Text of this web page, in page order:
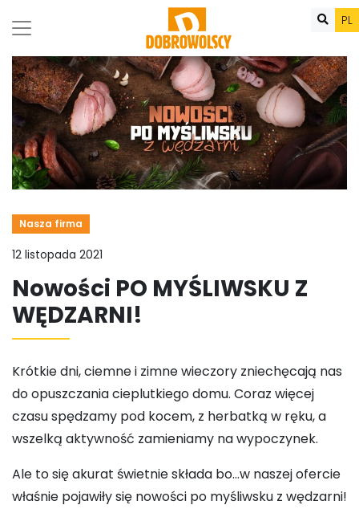
PL
Nasza firma
12 listopada 2021
Nowości PO MYŚLIWSKU Z
WĘDZARNI!
Krótkie dni, ciemne i zimne wieczory zniechęcają nas
do opuszczania cieplutkiego domu. Coraz więcej
czasu spędzamy pod kocem, z herbatką w ręku, a
wszelką aktywność zamieniamy na wypoczynek.
Ale to się akurat świetnie składa bo…w naszej ofercie
właśnie pojawiły się nowości po myśliwsku z wędzarni!